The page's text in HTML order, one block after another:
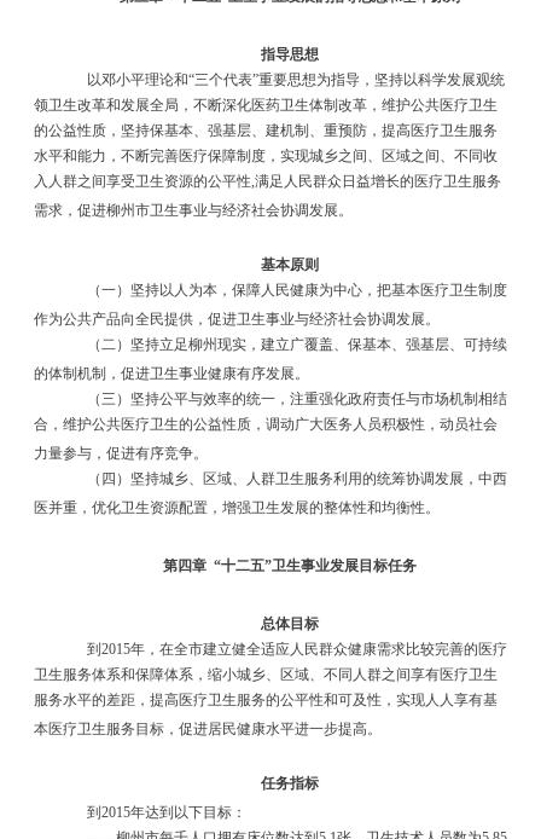
指导思想
以邓小平理论和“三个代表”重要思想为指导，坚持以科学发展观统
领卫生改革和发展全局，不断深化医药卫生体制改革，维护公共医疗卫生
的公益性质，坚持保基本、强基层、建机制、重预防，提高医疗卫生服务
水平和能力，不断完善医疗保障制度，实现城乡之间、区域之间、不同收
入人群之间享受卫生资源的公平性,满足人民群众日益增长的医疗卫生服务
需求，促进柳州市卫生事业与经济社会协调发展。
基本原则
（一）坚持以人为本，保障人民健康为中心，把基本医疗卫生制度
作为公共产品向全民提供，促进卫生事业与经济社会协调发展。
（二）坚持立足柳州现实，建立广覆盖、保基本、强基层、可持续
的体制机制，促进卫生事业健康有序发展。
（三）坚持公平与效率的统一，注重强化政府责任与市场机制相结
合，维护公共医疗卫生的公益性质，调动广大医务人员积极性，动员社会
力量参与，促进有序竞争。
（四）坚持城乡、区域、人群卫生服务利用的统筹协调发展，中西
医并重，优化卫生资源配置，增强卫生发展的整体性和均衡性。
第四章 “十二五”卫生事业发展目标任务
总体目标
到 2015年，在全市建立健全适应人民群众健康需求比较完善的医疗
卫生服务体系和保障体系，缩小城乡、区域、不同人群之间享有医疗卫生
服务水平的差距，提高医疗卫生服务的公平性和可及性，实现人人享有基
本医疗卫生服务目标，促进居民健康水平进一步提高。
任务指标
到 2015年达到以下目标：